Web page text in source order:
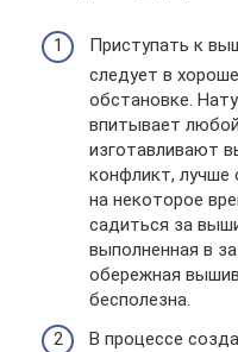
Приступать к
следует в
обстановке.
впитывает
изготавливают
конфликт, лучше
на некоторое
садиться за
выполненная в
обережная
бесполезна.
В процессе